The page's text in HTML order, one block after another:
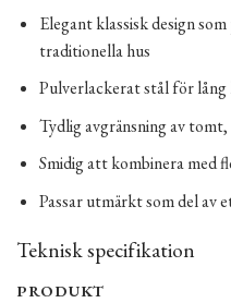
Elegant klassisk design
traditionella hus
Pulverlackerat stål för
Tydlig avgränsning av
Smidig att kombinera med
Passar utmärkt som del
Teknisk specifikation
PRODUKT